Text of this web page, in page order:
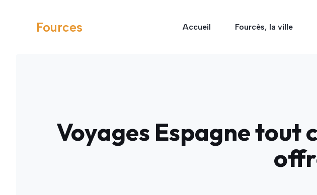
Fources Accueil Fourcès, la ville
Voyages Espagne tout